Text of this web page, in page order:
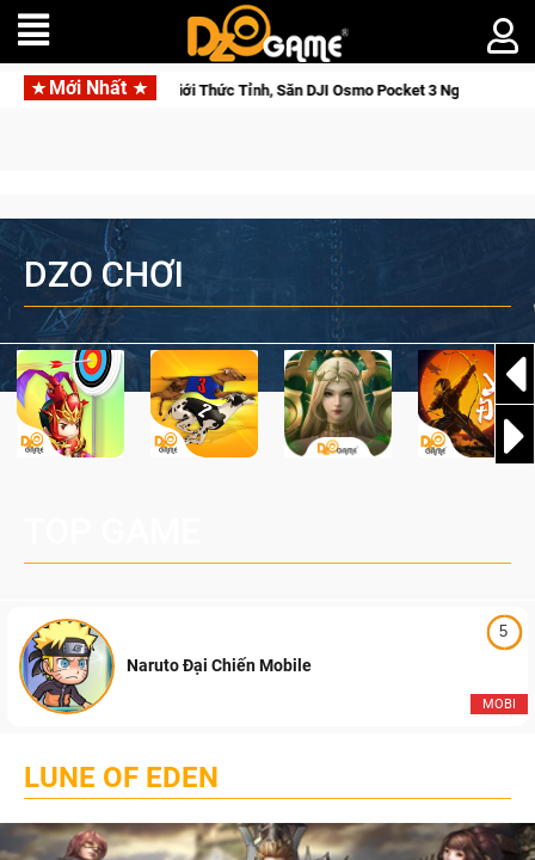
Mới Nhất
3 Ngay Hôm Nay Medal Hunter: Game bắn súng PvP tọa
DZO CHƠI
5
MOBI
Naruto Đại Chiến Mobile
LUNE OF EDEN